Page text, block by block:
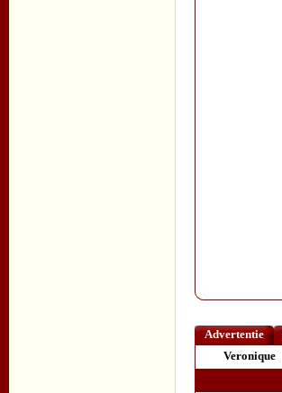
Advertentie
Veronique